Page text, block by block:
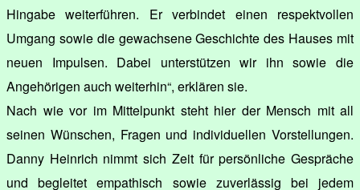
Hingabe weiterführen. Er verbindet einen respektvollen
Umgang sowie die gewachsene Geschichte des Hauses mit
neuen Impulsen. Dabei unterstützen wir ihn sowie die
Angehörigen auch weiterhin“, erklären sie.
Nach wie vor im Mittelpunkt steht hier der Mensch mit all
seinen Wünschen, Fragen und individuellen Vorstellungen.
Danny Heinrich nimmt sich Zeit für persönliche Gespräche
und begleitet empathisch sowie zuverlässig bei jedem